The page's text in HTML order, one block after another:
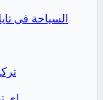
السياحة فى